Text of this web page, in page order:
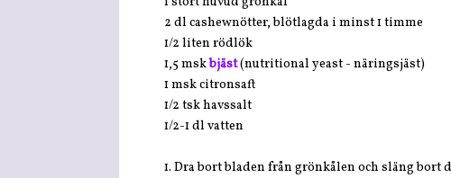
2 dl cashewnötter, blötlagda i minst 1 timme
1/2 liten rödlök
1,5 mskbjäst(nutritional yeast - näringsjäst)
1 msk citronsaft
1/2 tsk havssalt
1/2-1 dl vatten
1. Dra bort bladen från grönkålen och släng bort